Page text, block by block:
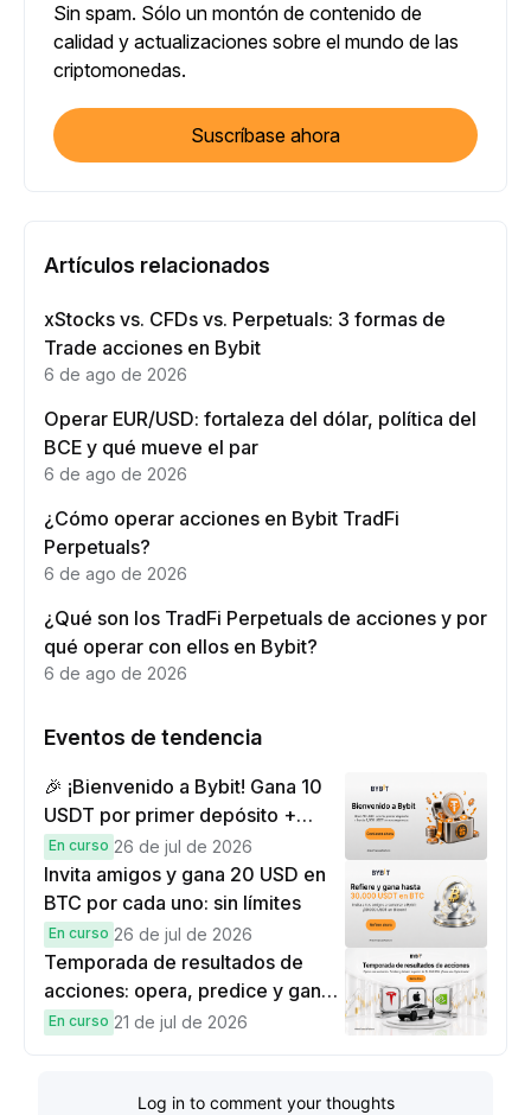
Sin spam. Sólo un montón de contenido de
calidad y actualizaciones sobre el mundo de las
criptomonedas.
Suscríbase ahora
Artículos relacionados
xStocks vs. CFDs vs. Perpetuals: 3 formas de
Trade acciones en Bybit
6 de ago de 2026
Operar EUR/USD: fortaleza del dólar, política del
BCE y qué mueve el par
6 de ago de 2026
¿Cómo operar acciones en Bybit TradFi
Perpetuals?
6 de ago de 2026
¿Qué son los TradFi Perpetuals de acciones y por
qué operar con ellos en Bybit?
6 de ago de 2026
Eventos de tendencia
🎉 ¡Bienvenido a Bybit! Gana 10
USDT por primer depósito +
hasta 9,999 USDT en
recompensas
En curso 26 de jul de 2026
Invita amigos y gana 20 USD en
BTC por cada uno: sin límites
En curso 26 de jul de 2026
Temporada de resultados de
acciones: opera, predice y gana
una Cybertruck.
En curso 21 de jul de 2026
Log in to comment your thoughts